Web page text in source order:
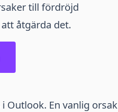
till fördröjd
åtgärda det.
Outlook. En vanlig orsak